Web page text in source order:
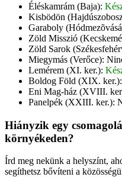
Éléskamrám (Baja):
Kisbödön
Garaboly
Zöld Misszió
Zöld Sarok
Miegymás (Verőce):
Lemérem (XI. ker.):
Boldog Föld (XIX. ker.):
Eni Mag-ház (XVIII.
Panelpék (XXIII. ker.):
Hiányzik egy
környékeden?
Írd meg nekünk a helyszínt,
segíthetsz bővíteni a